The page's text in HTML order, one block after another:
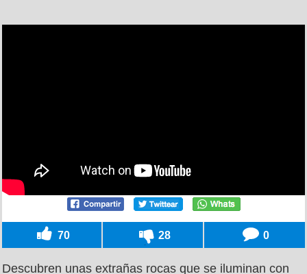
70 28 0
Descubren unas extrañas rocas que se iluminan con